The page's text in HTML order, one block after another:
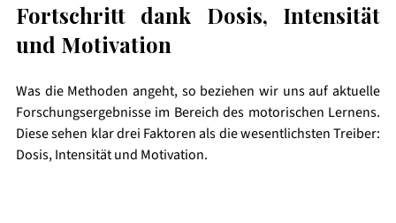
Fortschritt dank Dosis, Intensität
und Motivation
Was die Methoden angeht, so beziehen wir uns auf aktuelle
Forschungsergebnisse im Bereich des motorischen Lernens.
Diese sehen klar drei Faktoren als die wesentlichsten Treiber:
Dosis, Intensität und Motivation.